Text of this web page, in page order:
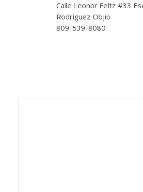
Calle Leonor Feltz #33
Rodríguez Objio
809-539-8080